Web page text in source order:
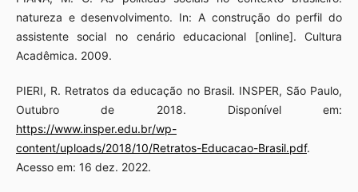
natureza e desenvolvimento. In: A construção do perfil do
assistente social no cenário educacional [online]. Cultura
Acadêmica. 2009.
PIERI, R. Retratos da educação no Brasil. INSPER, São Paulo,
Outubro de 2018. Disponível em:
https://www.insper.edu.br/wp-
content/uploads/2018/10/Retratos-Educacao-Brasil.pdf.
Acesso em: 16 dez. 2022.